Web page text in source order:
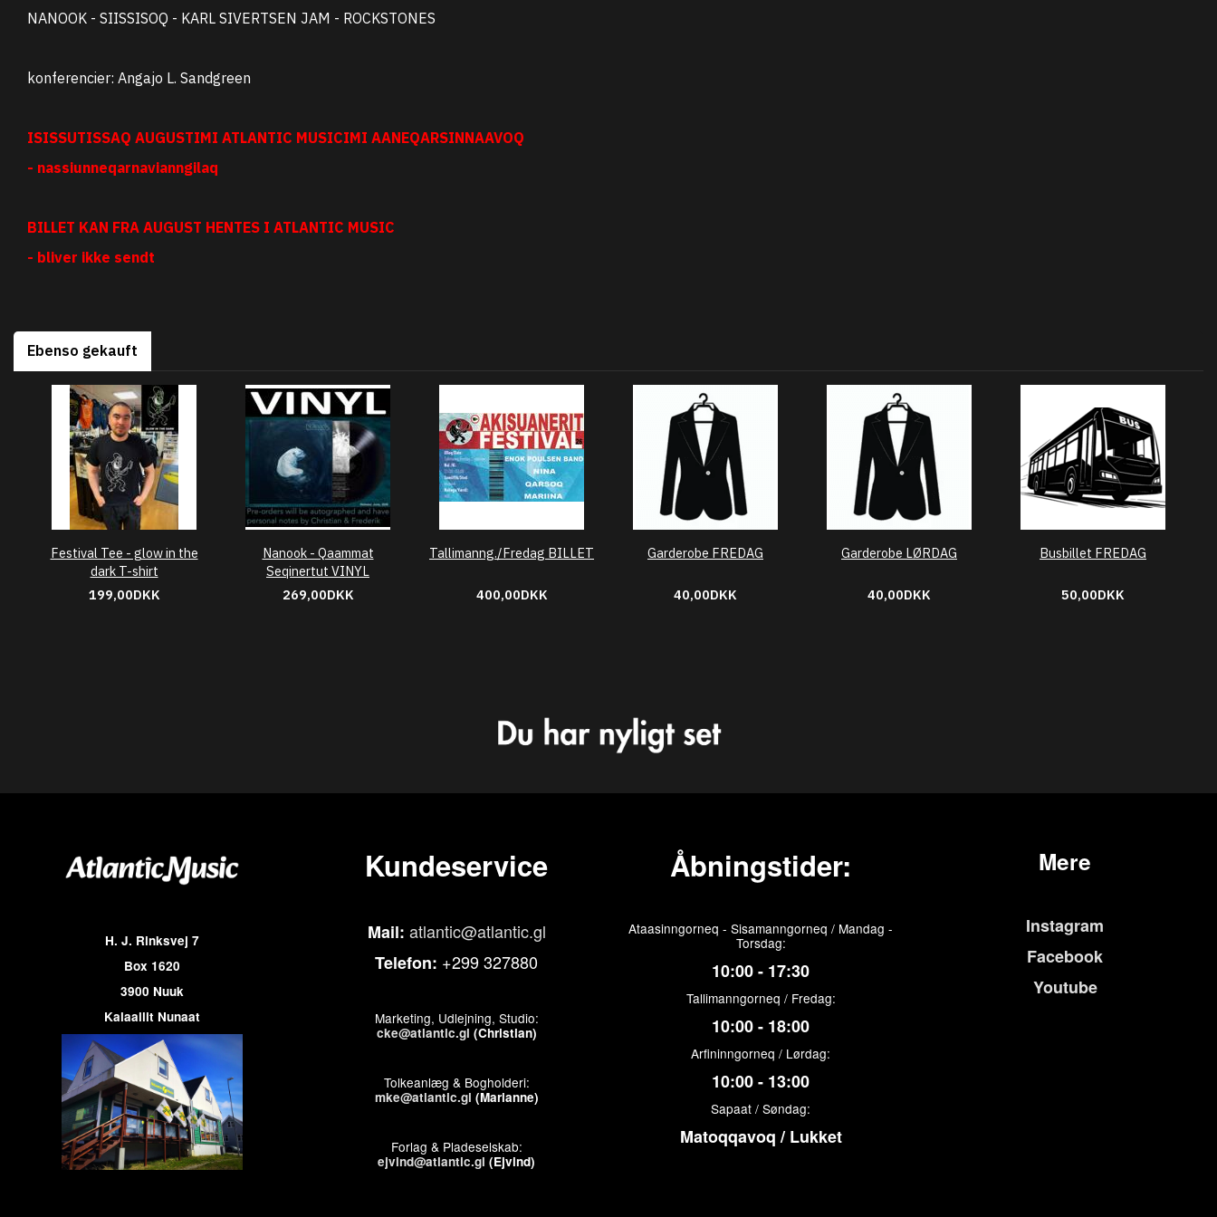
NANOOK - SIISSISOQ - KARL SIVERTSEN JAM - ROCKSTONES
konferencier: Angajo L. Sandgreen
ISISSUTISSAQ AUGUSTIMI ATLANTIC MUSICIMI AANEQARSINNAAVOQ
- nassiunneqarnavianngilaq
BILLET KAN FRA AUGUST HENTES I ATLANTIC MUSIC
- bliver ikke sendt
Ebenso gekauft
Festival Tee - glow in the
dark T-shirt
199,00DKK
Nanook - Qaammat
Seqinertut VINYL
269,00DKK
Tallimanng./Fredag BILLET
400,00DKK
Garderobe FREDAG
40,00DKK
Garderobe LØRDAG
40,00DKK
Busbillet FREDAG
50,00DKK
H. J. Rinksvej 7
Box 1620
3900 Nuuk
Kalaallit Nunaat
Kundeservice
Mail: atlantic@atlantic.gl
Telefon: +299 327880
Marketing, Udlejning, Studio:
cke@atlantic.gl (Christian)
Tolkeanlæg & Bogholderi:
mke@atlantic.gl (Marianne)
Forlag & Pladeselskab:
ejvind@atlantic.gl (Ejvind)
Åbningstider:
Ataasinngorneq - Sisamanngorneq / Mandag -
Torsdag:
10:00 - 17:30
Tallimanngorneq / Fredag:
10:00 - 18:00
Arfininngorneq / Lørdag:
10:00 - 13:00
Sapaat / Søndag:
Matoqqavoq / Lukket
Mere
Instagram
Facebook
Youtube